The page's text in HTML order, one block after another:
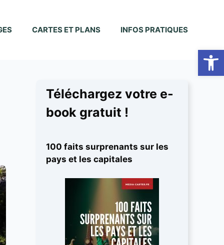
Ouvrir
CARTES ET PLANS INFOS PRATIQUES
Téléchargez votre e-
book gratuit !
100 faits surprenants sur les
pays et les capitales